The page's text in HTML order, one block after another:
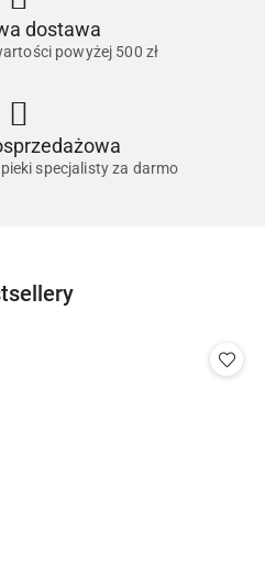
dostawa
powyżej 500 zł
specjalisty za darmo